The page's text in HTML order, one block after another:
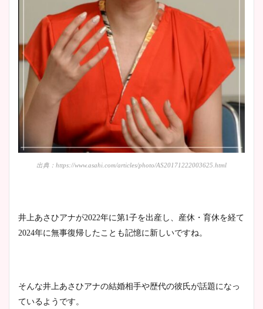
出典：https://www.asahi.com/articles/photo/AS20171222003625.html
井上あさひアナが2022年に第1子を出産し、産休・育休を経て
2024年に無事復帰したことも記憶に新しいですね。
そんな井上あさひアナの結婚相手や歴代の彼氏が話題になっ
ているようです。